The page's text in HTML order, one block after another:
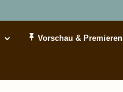
Vorschau & Premieren